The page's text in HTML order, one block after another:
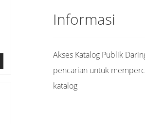
Informasi
Akses Katalog Publik
pencarian untuk
katalog